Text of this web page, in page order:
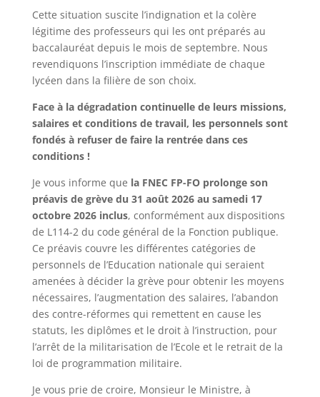
Cette situation suscite l’indignation et la colère
légitime des professeurs qui les ont préparés au
baccalauréat depuis le mois de septembre. Nous
revendiquons l’inscription immédiate de chaque
lycéen dans la filière de son choix.
Face à la dégradation continuelle de leurs missions,
salaires et conditions de travail, les personnels sont
fondés à refuser de faire la rentrée dans ces
conditions !
Je vous informe que la FNEC FP-FO prolonge son
préavis de grève du 31 août 2026 au samedi 17
octobre 2026 inclus, conformément aux dispositions
de L114-2 du code général de la Fonction publique.
Ce préavis couvre les différentes catégories de
personnels de l’Education nationale qui seraient
amenées à décider la grève pour obtenir les moyens
nécessaires, l’augmentation des salaires, l’abandon
des contre-réformes qui remettent en cause les
statuts, les diplômes et le droit à l’instruction, pour
l’arrêt de la militarisation de l’Ecole et le retrait de la
loi de programmation militaire.
Je vous prie de croire, Monsieur le Ministre, à